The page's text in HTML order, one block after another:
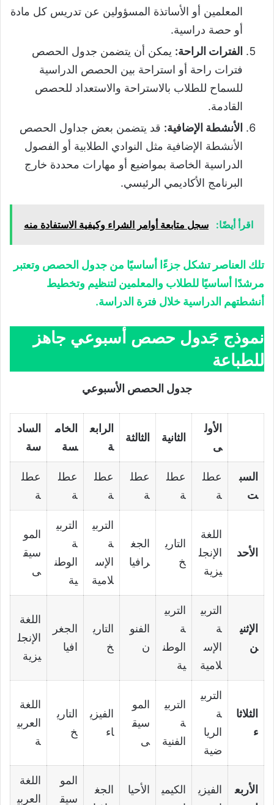
المعلمين أو الأساتذة المسؤولين عن تدريس كل مادة
أو حصة دراسية.
الفترات الراحة: يمكن أن يتضمن جدول الحصص
فترات راحة أو استراحة بين الحصص الدراسية
للسماح للطلاب بالاستراحة والاستعداد للحصص
القادمة.
الأنشطة الإضافية: قد يتضمن بعض جداول الحصص
الأنشطة الإضافية مثل النوادي الطلابية أو الفصول
الدراسية الخاصة بمواضيع أو مهارات محددة خارج
البرنامج الأكاديمي الرئيسي.
اقرأ أيضًا: سجل متابعة أوامر الشراء وكيفية الاستفادة منه
تلك العناصر تشكل جزءًا أساسيًا من جدول الحصص وتعتبر
مرشدًا أساسيًا للطلاب والمعلمين لتنظيم وتخطيط
أنشطتهم الدراسية خلال فترة الدراسة.
نموذج جَدول حصص أسبوعي جاهز
للطباعة
جدول الحصص الأسبوعي
الأول
ى
الثانية الثالثة
الرابع
ة
الخام
سة
الساد
سة
السب
ت
عطل
ة
عطل
ة
عطل
ة
عطل
ة
عطل
ة
عطل
ة
الأحد
اللغة
الإنجل
يزية
التاري
خ
الجغ
رافيا
التربي
ة
الإس
لامية
التربي
ة
الوطن
ية
المو
سيق
ى
الإثني
ن
التربي
ة
الإس
لامية
التربي
ة
الوطن
ية
الفنو
ن
التاري
خ
الجغر
افيا
اللغة
الإنجل
يزية
الثلاثا
ء
التربي
ة
الريا
ضية
التربي
ة
الفنية
المو
سيق
ى
الفيزي
اء
التاري
خ
اللغة
العربي
ة
الأربع
الفيزي
الكيمي
الأحيا
الجغ
المو
سيق
اللغة
العربي